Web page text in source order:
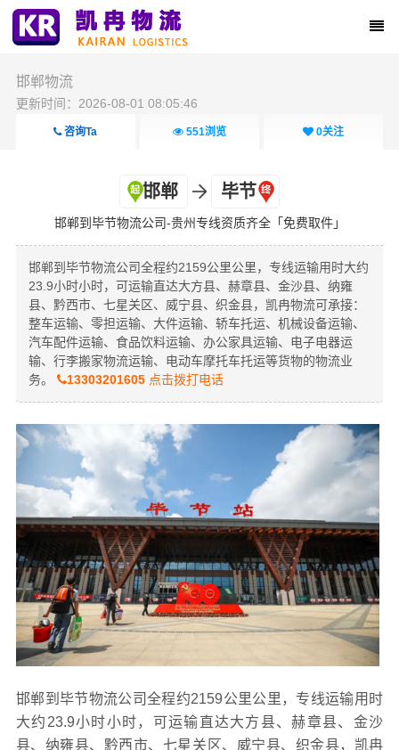
邯郸物流
更新时间：2026-08-01 08:05:46
咨询Ta 551浏览 0关注
邯郸 毕节
邯郸到毕节物流公司-贵州专线资质齐全「免费取件」
邯郸到毕节物流公司全程约2159公里公里，专线运输用时大约
23.9小时小时，可运输直达大方县、赫章县、金沙县、纳雍
县、黔西市、七星关区、威宁县、织金县，凯冉物流可承接：
整车运输、零担运输、大件运输、轿车托运、机械设备运输、
汽车配件运输、食品饮料运输、办公家具运输、电子电器运
输、行李搬家物流运输、电动车摩托车托运等货物的物流业
务。
13303201605点击拨打电话
邯郸到毕节物流公司全程约2159公里公里，专线运输用时
大约23.9小时小时，可运输直达大方县、赫章县、金沙
县、纳雍县、黔西市、七星关区、威宁县、织金县，凯冉